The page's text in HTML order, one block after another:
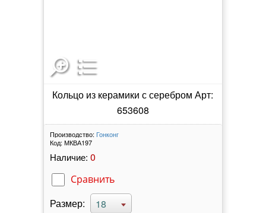
Кольцо из керамики с серебром Арт:
653608
Производство: Гонконг
Код: МКВА197
Наличие: 0
Сравнить
Размер: 18